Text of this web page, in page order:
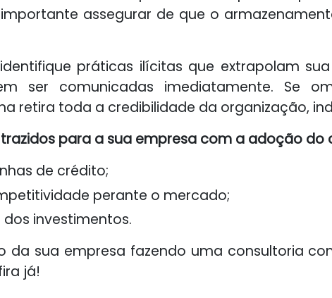
assegurar de que o
práticas ilícitas que extrapolam
ser comunicadas imediatamente. Se
retira toda a credibilidade da organização,
para a sua empresa com a adoção do
de crédito;
perante o mercado;
investimentos.
da sua empresa fazendo uma consultoria
já!